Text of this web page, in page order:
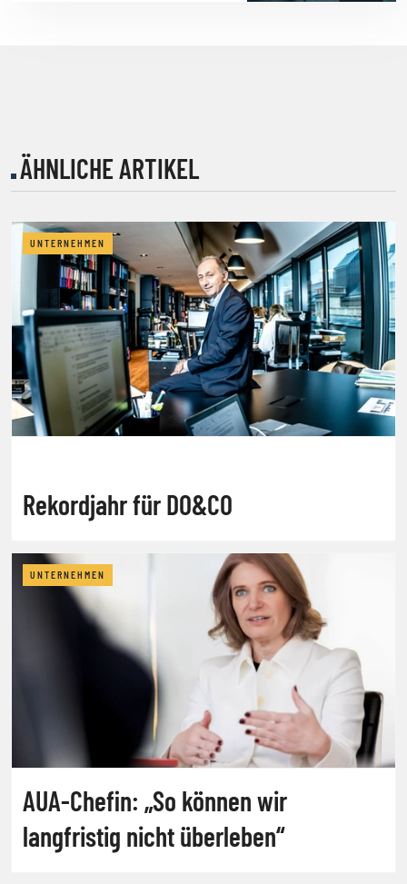
ÄHNLICHE ARTIKEL
UNTERNEHMEN
Rekordjahr für DO&CO
UNTERNEHMEN
AUA-Chefin: „So können wir
langfristig nicht überleben“